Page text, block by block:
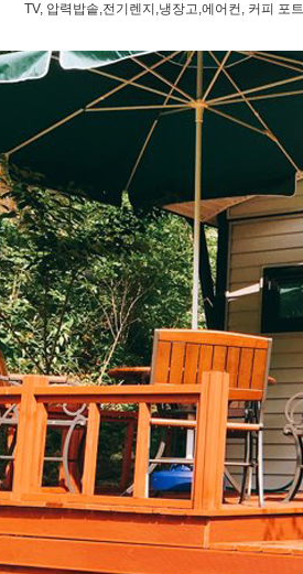
TV, 압력밥솥,전기렌지,냉장고,에어컨, 커피 포